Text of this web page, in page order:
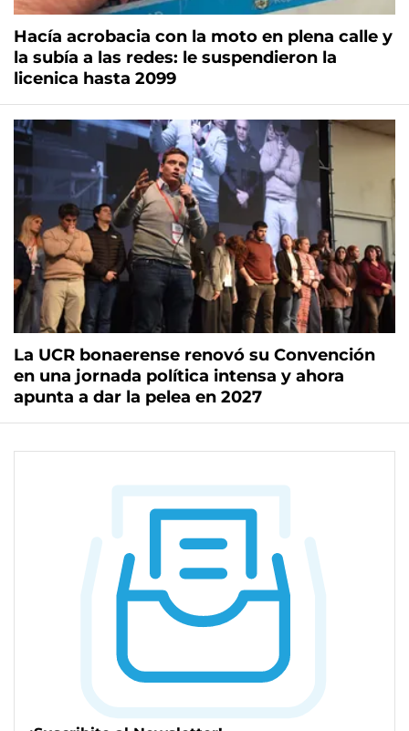
Hacía acrobacia con la moto en plena calle y
la subía a las redes: le suspendieron la
licenica hasta 2099
La UCR bonaerense renovó su Convención
en una jornada política intensa y ahora
apunta a dar la pelea en 2027